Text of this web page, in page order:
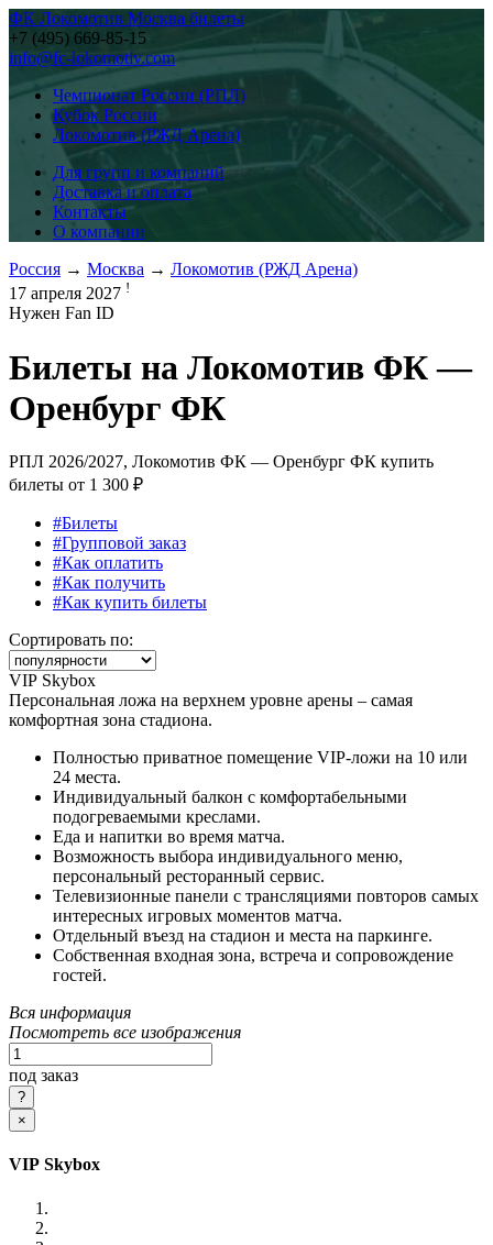
ФК Локомотив Москва билеты
+7 (495) 669-85-15
info@fc-lokomotiv.com
Чемпионат России (РПЛ)
Кубок России
Локомотив (РЖД Арена)
Для групп и компаний
Доставка и оплата
Контакты
О компании
Россия → Москва → Локомотив (РЖД Арена)
17 апреля 2027 !
Нужен Fan ID
Билеты на Локомотив ФК —
Оренбург ФК
РПЛ 2026/2027, Локомотив ФК — Оренбург ФК купить
билеты от 1 300 ₽
#Билеты
#Групповой заказ
#Как оплатить
#Как получить
#Как купить билеты
Сортировать по:
VIP Skybox
Персональная ложа на верхнем уровне арены – самая
комфортная зона стадиона.
Полностью приватное помещение VIP-ложи на 10 или
24 места.
Индивидуальный балкон с комфортабельными
подогреваемыми креслами.
Еда и напитки во время матча.
Возможность выбора индивидуального меню,
персональный ресторанный сервис.
Телевизионные панели с трансляциями повторов самых
интересных игровых моментов матча.
Отдельный въезд на стадион и места на паркинге.
Собственная входная зона, встреча и сопровождение
гостей.
Вся информация
Посмотреть все изображения
под заказ
×
VIP Skybox